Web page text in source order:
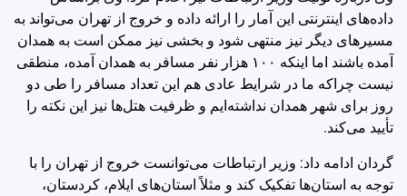
داده‌های اینترنتی این آمار را ارائه داده و خروج از تهران می‌تواند به
مسیرهای دیگر نیز منتهی شود و بخشی نیز ممکن است به همدان
آمده باشند اما اینکه ۱۰۰ هزار نفر مسافر به همدان آمده، منطقی
نیست چراکه ما در شرایط عادی هم این تعداد مسافر را طی دو
روز برای شهر همدان نداشته‌ایم و ظرفیت‌ هتل‌ها نیز این نکته را
تأیید می‌کند.
گردان ادامه داد: وزیر ارتباطات می‌توانست خروج از تهران را با
توجه به استان‌ها تفکیک کند و مثلاً استان‌های ایلام، کردستان،